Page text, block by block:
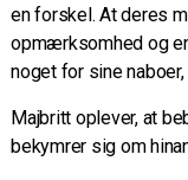
en forskel. At deres
opmærksomhed og
noget for sine
Majbritt oplever, at
bekymrer sig om